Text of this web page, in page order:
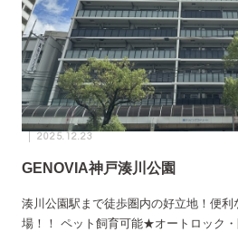
2025.12.23
GENOVIA神戸湊川公園
湊川公園駅まで徒歩圏内の好立地！便
場！！ ペット飼育可能★オートロック